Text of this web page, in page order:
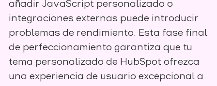
añadir JavaScript personalizado o
integraciones externas puede introducir
problemas de rendimiento. Esta fase final
de perfeccionamiento garantiza que tu
tema personalizado de HubSpot ofrezca
una experiencia de usuario excepcional a